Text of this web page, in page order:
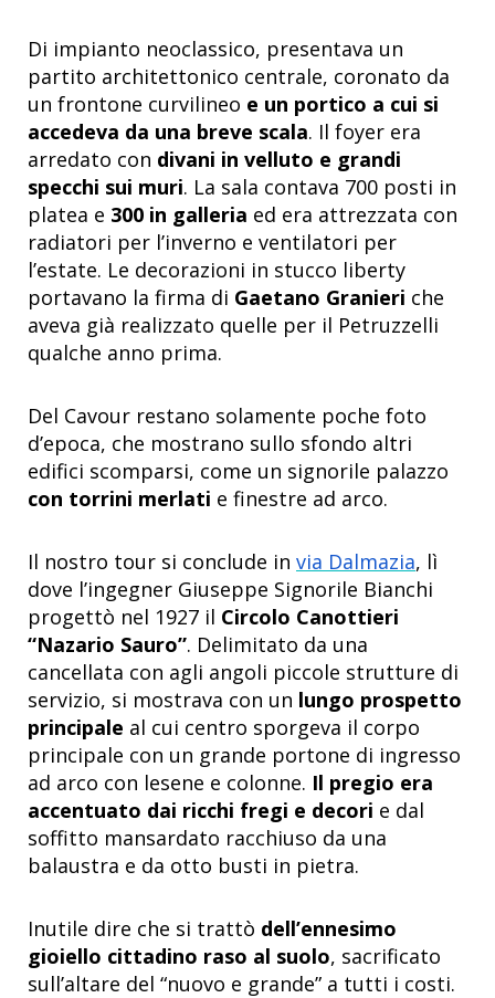
Di impianto neoclassico, presentava un
partito architettonico centrale, coronato da
un frontone curvilineo e un portico a cui si
accedeva da una breve scala. Il foyer era
arredato con divani in velluto e grandi
specchi sui muri. La sala contava 700 posti in
platea e 300 in galleria ed era attrezzata con
radiatori per l’inverno e ventilatori per
l’estate. Le decorazioni in stucco liberty
portavano la firma di Gaetano Granieri che
aveva già realizzato quelle per il Petruzzelli
qualche anno prima.
Del Cavour restano solamente poche foto
d’epoca, che mostrano sullo sfondo altri
edifici scomparsi, come un signorile palazzo
con torrini merlati e finestre ad arco.
Il nostro tour si conclude in via Dalmazia, lì
dove l’ingegner Giuseppe Signorile Bianchi
progettò nel 1927 il Circolo Canottieri
“Nazario Sauro”. Delimitato da una
cancellata con agli angoli piccole strutture di
servizio, si mostrava con un lungo prospetto
principale al cui centro sporgeva il corpo
principale con un grande portone di ingresso
ad arco con lesene e colonne. Il pregio era
accentuato dai ricchi fregi e decori e dal
soffitto mansardato racchiuso da una
balaustra e da otto busti in pietra.
Inutile dire che si trattò dell’ennesimo
gioiello cittadino raso al suolo, sacrificato
sull’altare del “nuovo e grande” a tutti i costi.